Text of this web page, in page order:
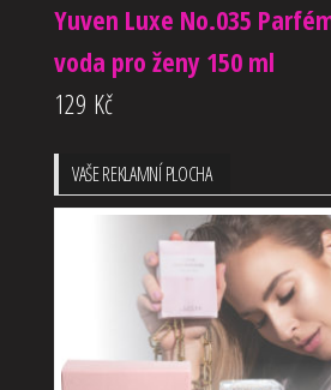
Yuven Luxe No.035
voda pro ženy 150 ml
129 Kč
VAŠE REKLAMNÍ PLOCHA